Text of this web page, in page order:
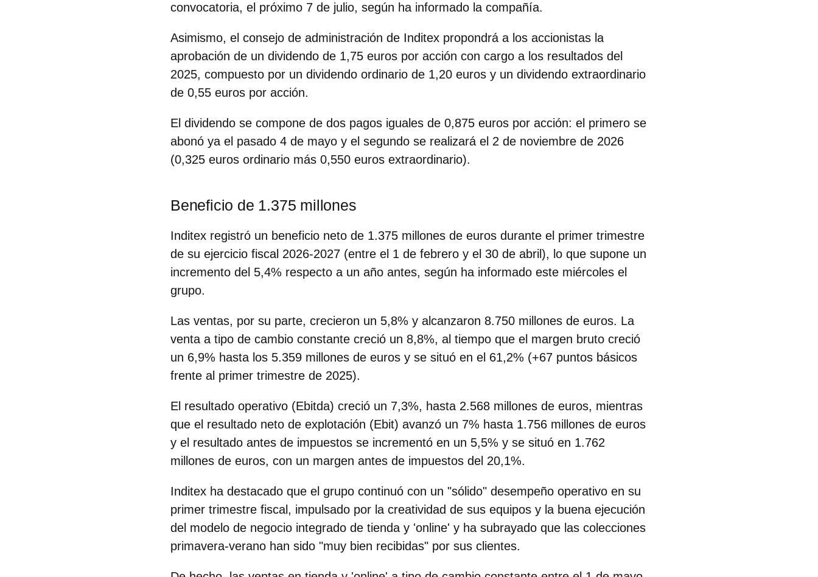
convocatoria, el próximo 7 de julio, según ha informado la compañía.
Asimismo, el consejo de administración de Inditex propondrá a los accionistas la
aprobación de un dividendo de 1,75 euros por acción con cargo a los resultados del
2025, compuesto por un dividendo ordinario de 1,20 euros y un dividendo extraordinario
de 0,55 euros por acción.
El dividendo se compone de dos pagos iguales de 0,875 euros por acción: el primero se
abonó ya el pasado 4 de mayo y el segundo se realizará el 2 de noviembre de 2026
(0,325 euros ordinario más 0,550 euros extraordinario).
Beneficio de 1.375 millones
Inditex registró un beneficio neto de 1.375 millones de euros durante el primer trimestre
de su ejercicio fiscal 2026-2027 (entre el 1 de febrero y el 30 de abril), lo que supone un
incremento del 5,4% respecto a un año antes, según ha informado este miércoles el
grupo.
Las ventas, por su parte, crecieron un 5,8% y alcanzaron 8.750 millones de euros. La
venta a tipo de cambio constante creció un 8,8%, al tiempo que el margen bruto creció
un 6,9% hasta los 5.359 millones de euros y se situó en el 61,2% (+67 puntos básicos
frente al primer trimestre de 2025).
El resultado operativo (Ebitda) creció un 7,3%, hasta 2.568 millones de euros, mientras
que el resultado neto de explotación (Ebit) avanzó un 7% hasta 1.756 millones de euros
y el resultado antes de impuestos se incrementó en un 5,5% y se situó en 1.762
millones de euros, con un margen antes de impuestos del 20,1%.
Inditex ha destacado que el grupo continuó con un "sólido" desempeño operativo en su
primer trimestre fiscal, impulsado por la creatividad de sus equipos y la buena ejecución
del modelo de negocio integrado de tienda y 'online' y ha subrayado que las colecciones
primavera-verano han sido "muy bien recibidas" por sus clientes.